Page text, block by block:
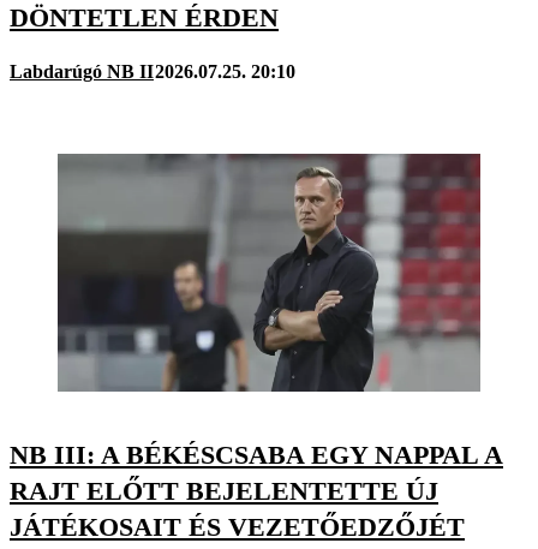
DÖNTETLEN ÉRDEN
Labdarúgó NB II2026.07.25. 20:10
NB III: A BÉKÉSCSABA EGY NAPPAL A
RAJT ELŐTT BEJELENTETTE ÚJ
JÁTÉKOSAIT ÉS VEZETŐEDZŐJÉT